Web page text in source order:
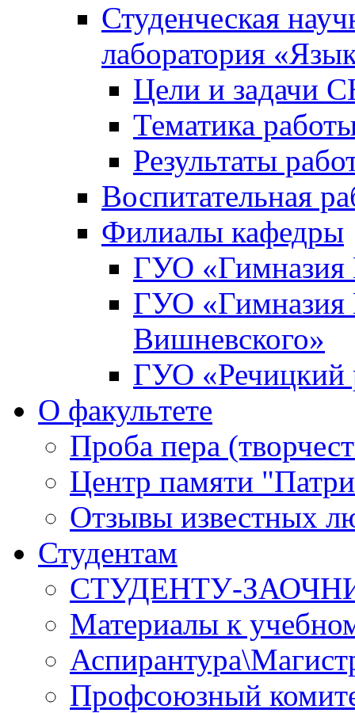
Студенческая
лаборатория
Цели и задачи
Тематика
Результаты
Воспитательная
Филиалы кафедры
ГУО «Гимназия
ГУО
Вишневского»
ГУО «Речицкий
О факультете
Проба пера
Центр памяти
Отзывы известных
Студентам
СТУДЕНТУ-
Материалы к
Профсоюзный